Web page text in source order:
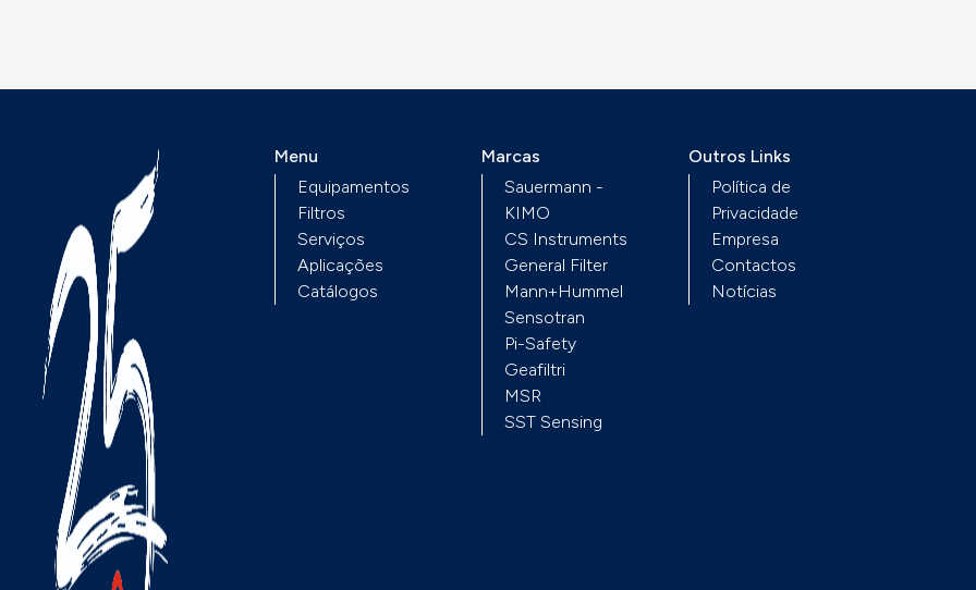
Menu
Equipamentos
Filtros
Serviços
Aplicações
Catálogos
Marcas
Sauermann -
KIMO
CS Instruments
General Filter
Mann+Hummel
Sensotran
Pi-Safety
Geafiltri
MSR
SST Sensing
Outros Links
Política de
Privacidade
Empresa
Contactos
Notícias